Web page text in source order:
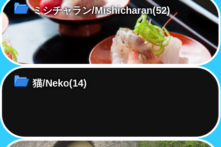
ミシチャラン/Mishicharan(52)
猫/Neko(14)